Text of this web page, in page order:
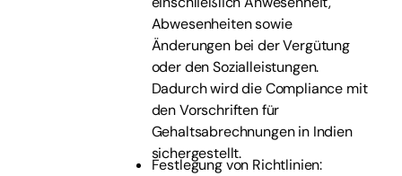
Abwesenheiten sowie
Änderungen bei der Vergütung
oder den Sozialleistungen.
Dadurch wird die Compliance mit
den Vorschriften für
Gehaltsabrechnungen in Indien
sichergestellt.
Festlegung von Richtlinien: